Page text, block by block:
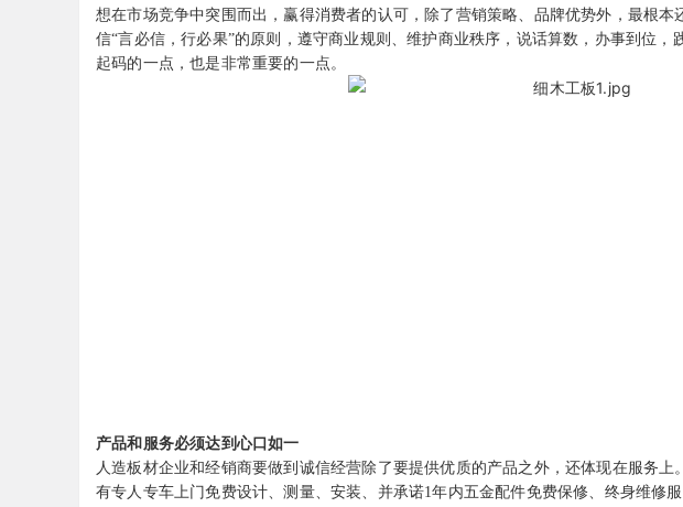
想在市场竞争中突围而出，赢得消费者的认可，除了营销策略、品牌优势外，最根
信“言必信，行必果”的原则，遵守商业规则、维护商业秩序，说话算数，办事到位
起码的一点，也是非常重要的一点。
产品和服务必须达到心口如一
人造板材企业和经销商要做到诚信经营除了要提供优质的产品之外，还体现在服务
有专人专车上门免费设计、测量、安装、并承诺1年内五金配件免费保修、终身维修